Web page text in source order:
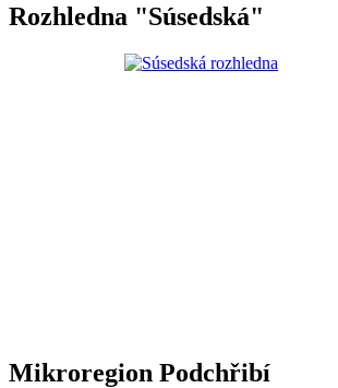
Rozhledna "Súsedská"
Mikroregion Podchřibí